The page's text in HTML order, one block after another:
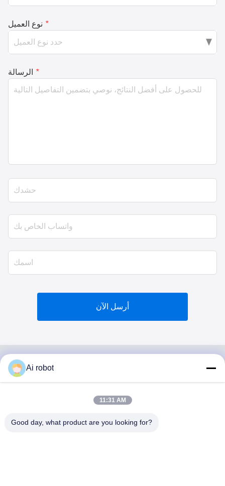
نوع العميل *
الرسالة *
أرسل الآن
VIVI DENTAI
LABORATORY
Ai robot
11:31 AM
Good day, what product are you looking for?